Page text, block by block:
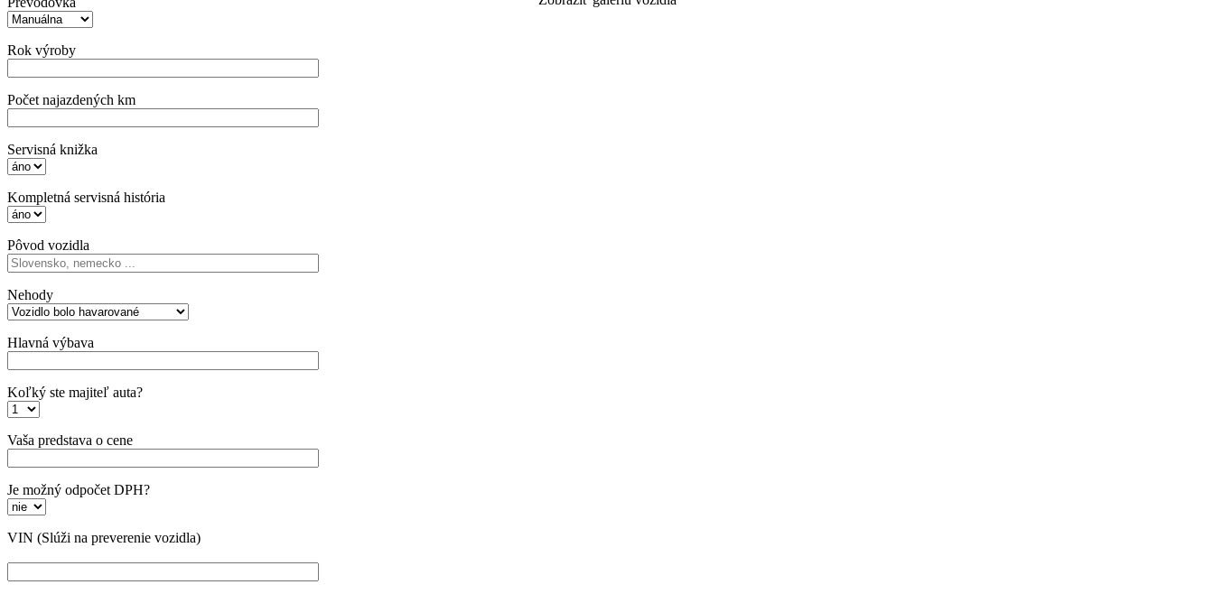
Rok výroby
Počet najazdených km
Servisná knižka
Kompletná servisná história
Pôvod vozidla
Nehody
Hlavná výbava
Koľký ste majiteľ auta?
Vaša predstava o cene
Je možný odpočet DPH?
VIN (Slúži na preverenie vozidla)